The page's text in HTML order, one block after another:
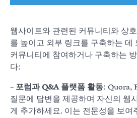
웹사이트와 관련된 커뮤니티와 상
를 높이고 외부 링크를 구축하는 데
커뮤니티에 참여하거나 구축하는
다:
– 포럼과 Q&A 플랫폼 활동: Quora,
질문에 답변을 제공하며 자신의 웹
게 추가하세요. 이는 전문성을 보여